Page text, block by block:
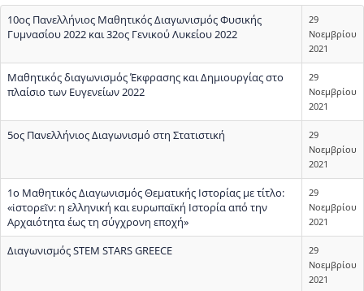
ΣΥΜΒΟΥΛΙΑ
ΕΥΡΩΠΑΪΚΑ ΠΡΟΓΡΑΜΜΑΤΑ
ΜΑΘΗΤΕΙΑ
ΔΡΑΣΕΙΣ
ΕΠΙΚΟΙΝΩΝΙΑ
ΕΞ ΑΠΟΣΤΑΣΕΩΣ ΕΚΠΑΙΔΕΥΣΗ
10ος Πανελλήνιος Μαθητικός Διαγωνισμός Φυσικής
Γυμνασίου 2022 και 32ος Γενικού Λυκείου 2022
29
Νοεμβρίου
2021
Μαθητικός διαγωνισμός Έκφρασης και Δημιουργίας στο
πλαίσιο των Ευγενείων 2022
29
Νοεμβρίου
2021
5ος Πανελλήνιος Διαγωνισμό στη Στατιστική
29
Νοεμβρίου
2021
1ο Μαθητικός Διαγωνισμός Θεματικής Ιστορίας με τίτλο:
«ἱστορεῖν: η ελληνική και ευρωπαϊκή Ιστορία από την
Αρχαιότητα έως τη σύγχρονη εποχή»
29
Νοεμβρίου
2021
Διαγωνισμός STEM STARS GREECE
29
Νοεμβρίου
2021